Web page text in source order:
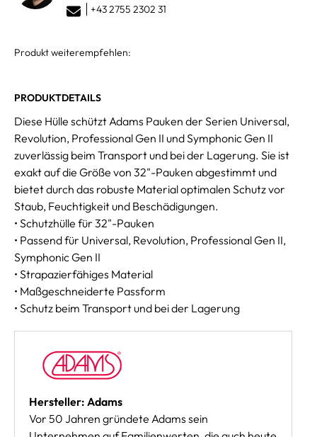
+43 2755 2302 31
Produkt weiterempfehlen:
PRODUKTDETAILS
Diese Hülle schützt Adams Pauken der Serien Universal,
Revolution, Professional Gen II und Symphonic Gen II
zuverlässig beim Transport und bei der Lagerung. Sie ist
exakt auf die Größe von 32"-Pauken abgestimmt und
bietet durch das robuste Material optimalen Schutz vor
Staub, Feuchtigkeit und Beschädigungen.
• Schutzhülle für 32"-Pauken
• Passend für Universal, Revolution, Professional Gen II,
Symphonic Gen II
• Strapazierfähiges Material
• Maßgeschneiderte Passform
• Schutz beim Transport und bei der Lagerung
Hersteller: Adams
Vor 50 Jahren gründete Adams sein